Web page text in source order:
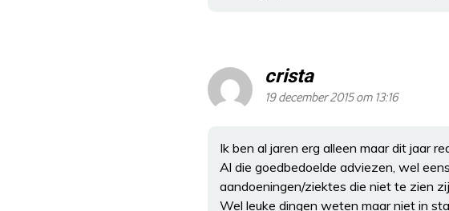
crista
19 december 2015 om 13:16
Ik ben al jaren erg alleen maar dit jaar
Al die goedbedoelde adviezen, wel
aandoeningen/ziektes die niet te zien
Wel leuke dingen weten maar niet in